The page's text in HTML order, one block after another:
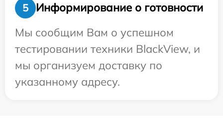
5
Информирование о готовности
Мы сообщим Вам о успешном
тестировании техники BlackView, и
мы организуем доставку по
указанному адресу.